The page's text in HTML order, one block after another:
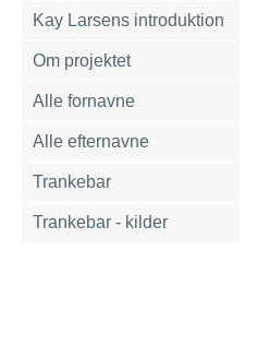
Kay Larsens introduktion
Om projektet
Alle fornavne
Alle efternavne
Trankebar
Trankebar - kilder